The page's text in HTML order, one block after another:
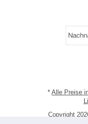
* Alle Preise
Copyright